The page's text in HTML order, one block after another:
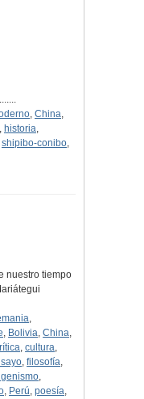
, China,
, historia,
shipibo-conibo,
nuestro tiempo
,
, Bolivia,China,
,cultura,
,filosofía,
,
, Perú, poesía,